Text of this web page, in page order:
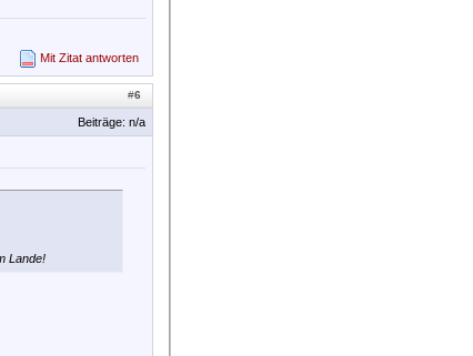
Mit Zitat antworten
#6
Beiträge: n/a
Lande!